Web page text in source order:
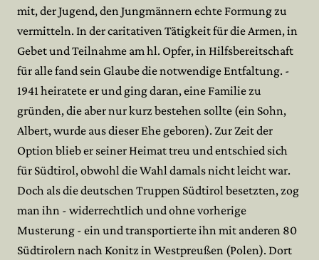
mit, der Jugend, den Jungmännern echte Formung zu
vermitteln. In der caritativen Tätigkeit für die Armen, in
Gebet und Teilnahme am hl. Opfer, in Hilfsbereitschaft
für alle fand sein Glaube die notwendige Entfaltung. -
1941 heiratete er und ging daran, eine Familie zu
gründen, die aber nur kurz bestehen sollte (ein Sohn,
Albert, wurde aus dieser Ehe geboren). Zur Zeit der
Option blieb er seiner Heimat treu und entschied sich
für Südtirol, obwohl die Wahl damals nicht leicht war.
Doch als die deutschen Truppen Südtirol besetzten, zog
man ihn - widerrechtlich und ohne vorherige
Musterung - ein und transportierte ihn mit anderen 80
Südtirolern nach Konitz in Westpreußen (Polen). Dort